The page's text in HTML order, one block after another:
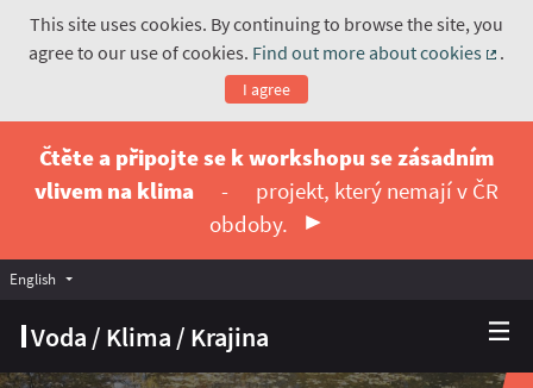
This site uses cookies. By continuing to browse the site, you
agree to our use of cookies. Find out more about cookies
.
I agree
Čtěte a připojte se k workshopu se zásadním
vlivem na klima
-
projekt, který nemají v ČR
obdoby.
Voda / Klima / Krajina
English Vyberte jazyk